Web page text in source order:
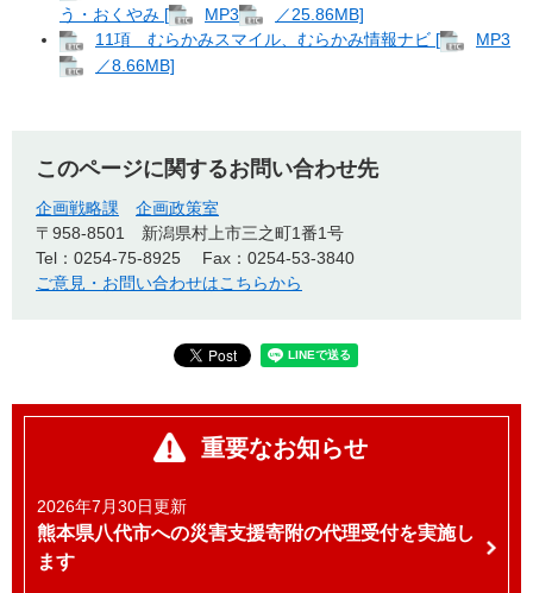
う・おくやみ [
MP3
／25.86MB]
11項 むらかみスマイル、むらかみ情報ナビ [
MP3
／8.66MB]
このページに関するお問い合わせ先
企画戦略課
企画政策室
〒958-8501
新潟県村上市三之町1番1号
Tel：0254-75-8925
Fax：0254-53-3840
ご意見・お問い合わせはこちらから
重要なお知らせ
2026年7月30日更新
熊本県八代市への災害支援寄附の代理受付を実施し
ます